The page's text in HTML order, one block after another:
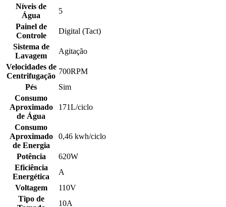
Níveis de
Água
5
Painel de
Controle
Digital (Tact)
Sistema de
Lavagem
Agitação
Velocidades de
Centrifugação
700RPM
Pés
Sim
Consumo
Aproximado
de Água
171L/ciclo
Consumo
Aproximado
de Energia
0,46 kwh/ciclo
Potência
620W
Eficiência
Energética
A
Voltagem
110V
Tipo de
10A